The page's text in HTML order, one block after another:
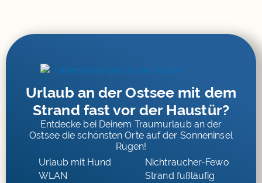
Urlaub an der Ostsee mit dem
Strand fast vor der Haustür?
Entdecke bei Deinem Traumurlaub an der
Ostsee die schönsten Orte auf der Sonneninsel
Rügen!
Urlaub mit Hund
WLAN
Nichtraucher-Fewo
Strand fußläufig